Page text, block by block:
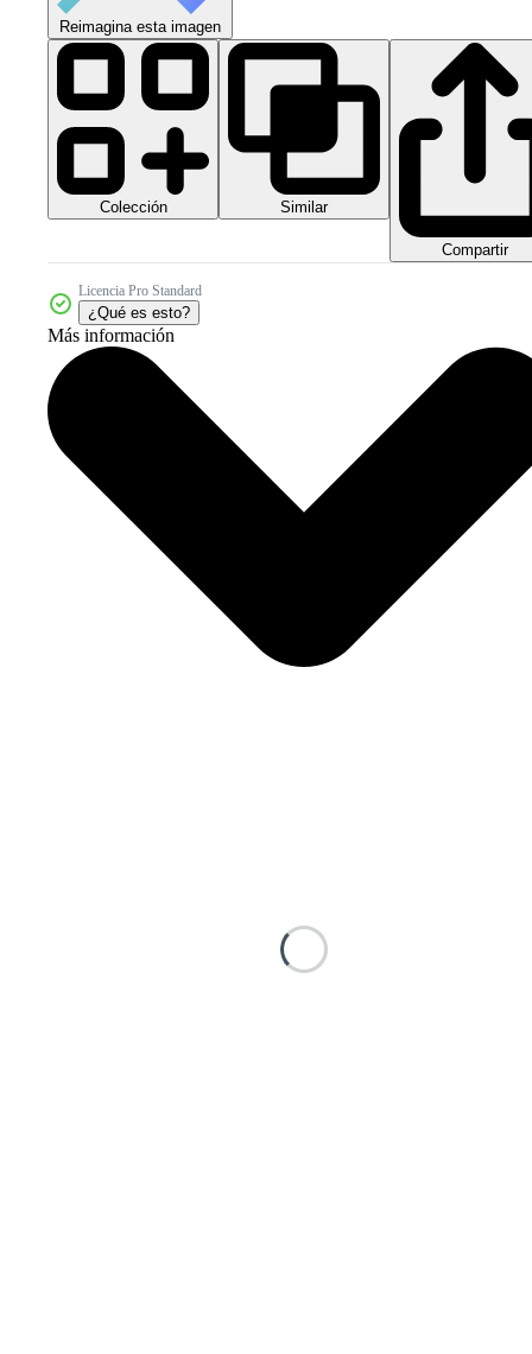
Reimagina esta imagen
Colección Similar
Compartir
Licencia Pro Standard
¿Qué es esto?
Más información